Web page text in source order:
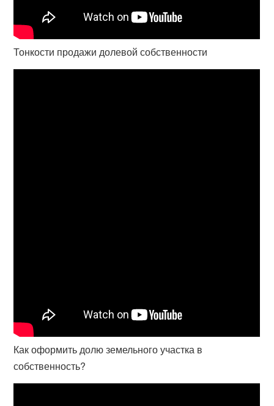
Тонкости продажи долевой собственности
Как оформить долю земельного участка в
собственность?